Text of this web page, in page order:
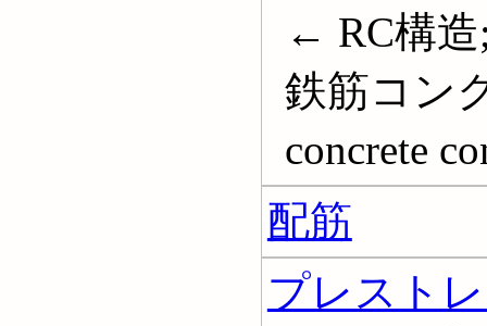
← RC構
鉄筋コン
concrete
配筋
プレスト